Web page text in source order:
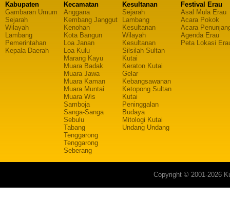
Kabupaten
Gambaran Umum
Sejarah
Wilayah
Lambang
Pemerintahan
Kepala Daerah
Kecamatan
Anggana
Kembang Janggut
Kenohan
Kota Bangun
Loa Janan
Loa Kulu
Marang Kayu
Muara Badak
Muara Jawa
Muara Kaman
Muara Muntai
Muara Wis
Samboja
Sanga-Sanga
Sebulu
Tabang
Tenggarong
Tenggarong
Seberang
Kesultanan
Sejarah
Lambang
Kesultanan
Wilayah
Kesultanan
Silsilah Sultan
Kutai
Keraton Kutai
Gelar
Kebangsawanan
Ketopong Sultan
Kutai
Peninggalan
Budaya
Mitologi Kutai
Undang Undang
Festival Erau
Asal Mula Erau
Acara Pokok
Acara
Agenda Erau
Peta Lokasi
Copyright © 2001-2026